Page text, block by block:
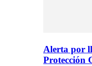
Alerta por
Protección